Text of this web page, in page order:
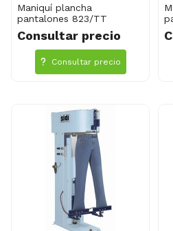
Maniquí plancha
pantalones 823/TT
Consultar precio
Consultar precio